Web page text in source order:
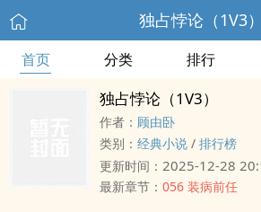
独占悖论（1V3）
首页 分类 排行
独占悖论（1V3）
作者： 顾由卧
类别： 经典小说 / 排行榜
更新时间： 2025-12-28
最新章节： 056 装病前任